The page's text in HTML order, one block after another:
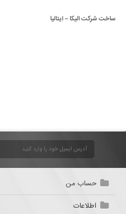
ساخت شرکت الیکا – ایتالیا
حساب من
اطلاعات